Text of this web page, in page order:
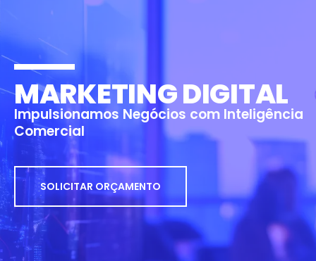
MARKETING DIGITAL
Impulsionamos Negócios com Inteligência
Comercial
SOLICITAR ORÇAMENTO